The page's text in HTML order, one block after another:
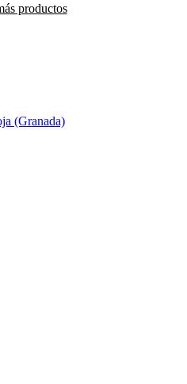
productos
(Granada)